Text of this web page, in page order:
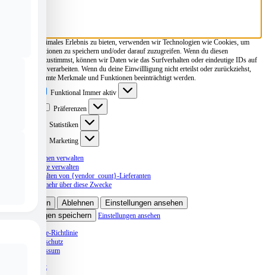
Um dir ein optimales Erlebnis zu bieten, verwenden wir Technologien wie Cookies, um
Geräteinformationen zu speichern und/oder darauf zuzugreifen. Wenn du diesen
Technologien zustimmst, können wir Daten wie das Surfverhalten oder eindeutige IDs auf
dieser Website verarbeiten. Wenn du deine Einwillligung nicht erteilst oder zurückziehst,
können bestimmte Merkmale und Funktionen beeinträchtigt werden.
Funktional Immer aktiv
Präferenzen
Statistiken
Marketing
Optionen verwalten
Dienste verwalten
Verwalten von {vendor_count}-Lieferanten
Lese mehr über diese Zwecke
Akzeptieren Ablehnen
Einstellungen ansehen
Einstellungen speichern
Einstellungen ansehen
Cookie-Richtlinie
Datenschutz
Impressum
Skip to content